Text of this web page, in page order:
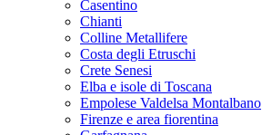
Casentino
Chianti
Colline Metallifere
Costa degli Etruschi
Crete Senesi
Elba e isole di Toscana
Empolese Valdelsa Montalbano
Firenze e area fiorentina